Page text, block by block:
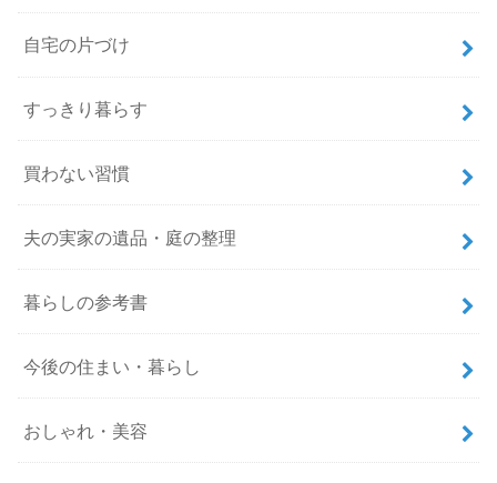
自宅の片づけ
すっきり暮らす
買わない習慣
夫の実家の遺品・庭の整理
暮らしの参考書
今後の住まい・暮らし
おしゃれ・美容